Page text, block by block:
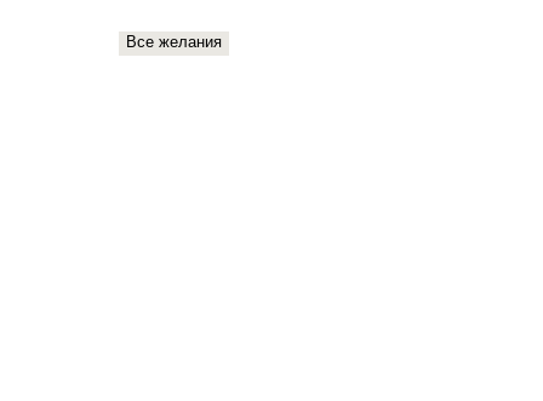
Все желания